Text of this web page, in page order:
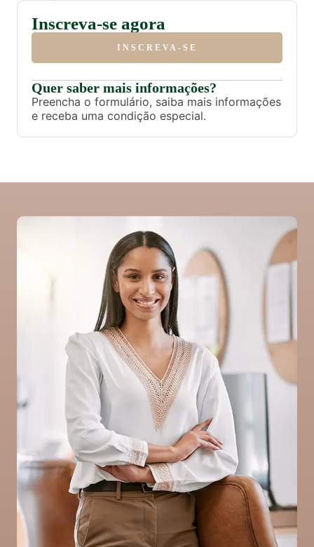
Inscreva-se agora
INSCREVA-SE
Quer saber mais informações?
Preencha o formulário, saiba mais informações
e receba uma condição especial.